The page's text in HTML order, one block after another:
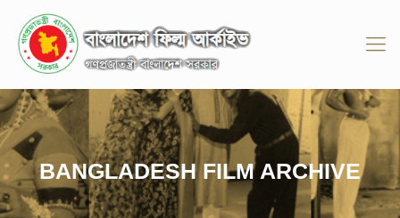
BANGLADESH FILM ARCHIVE